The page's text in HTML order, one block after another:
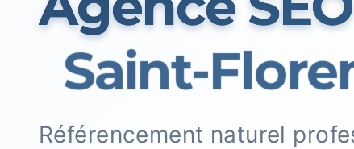
Saint-
Référencement naturel